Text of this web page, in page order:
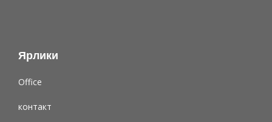
Ярлики
Office
контакт